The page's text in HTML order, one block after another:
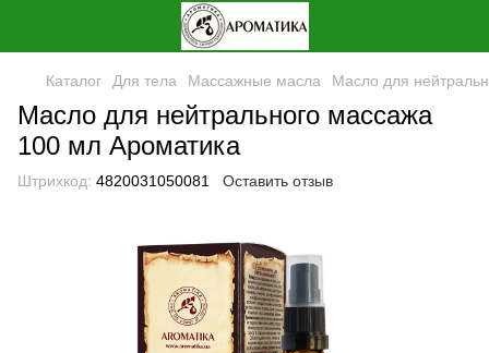
Каталог Для тела Массажные масла Масло для
Масло для нейтрального массажа
100 мл Ароматика
Штрихкод: 4820031050081 Оставить отзыв